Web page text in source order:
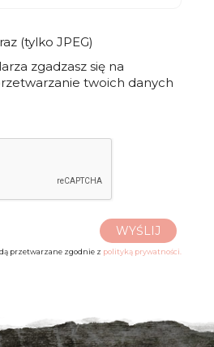
(tylko JPEG)
zgadzasz się na
twoich danych
WYŚLIJ
przetwarzane zgodnie z polityką prywatności.